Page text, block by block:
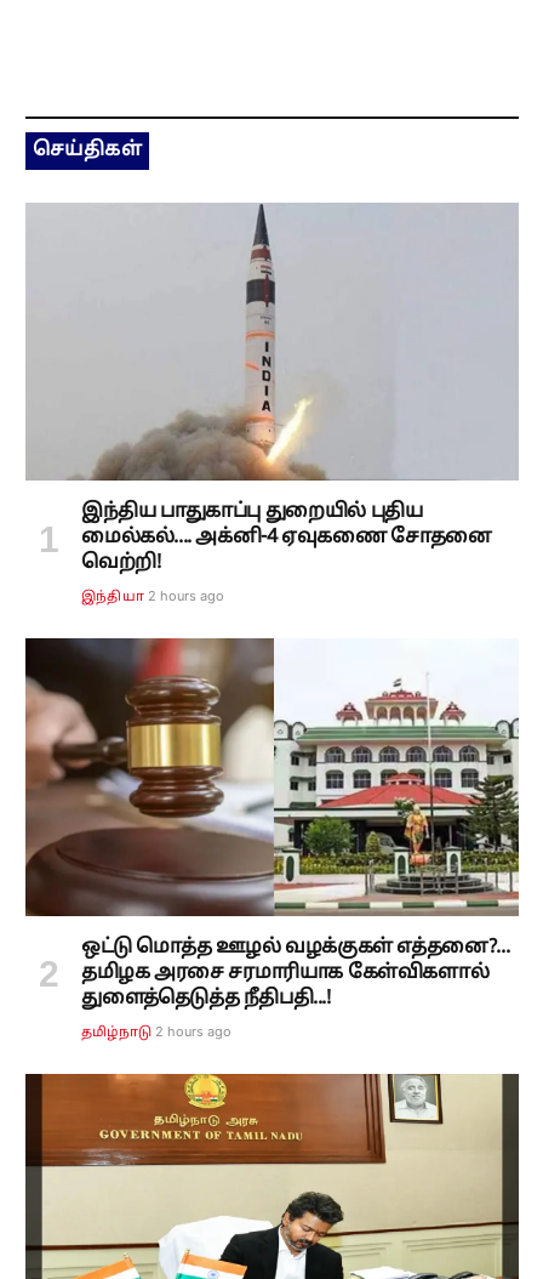
செய்திகள்
இந்திய பாதுகாப்பு துறையில் புதிய
மைல்கல்.... அக்னி-4 ஏவுகணை சோதனை
வெற்றி!
இந்தியா 2 hours ago
ஒட்டு மொத்த ஊழல் வழக்குகள் எத்தனை?...
தமிழக அரசை சரமாரியாக கேள்விகளால்
துளைத்தெடுத்த நீதிபதி...!
தமிழ்நாடு 2 hours ago